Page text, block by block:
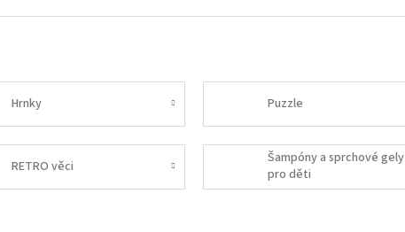
Hrnky Puzzle
RETRO věci
Šampóny a sprchové gely
pro děti